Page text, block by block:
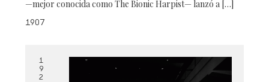
—mejor conocida como The Bionic Harpist— lanzó a […]
1907
1
9
2